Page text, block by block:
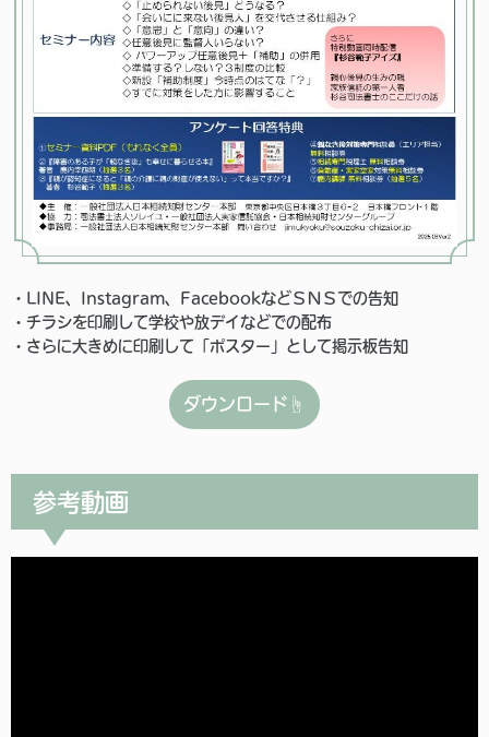
・LINE、Instagram、FacebookなどＳＮＳでの告知
・チラシを印刷して学校や放デイなどでの配布
・さらに大きめに印刷して「ポスター」として掲示板告知
ダウンロード☝
参考動画